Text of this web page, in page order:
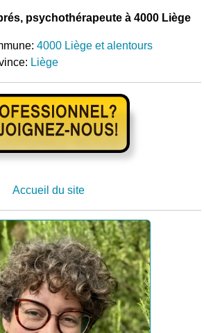
psychothérapeute à 4000 Liège
4000 Liège et alentours
Liège
Accueil du site